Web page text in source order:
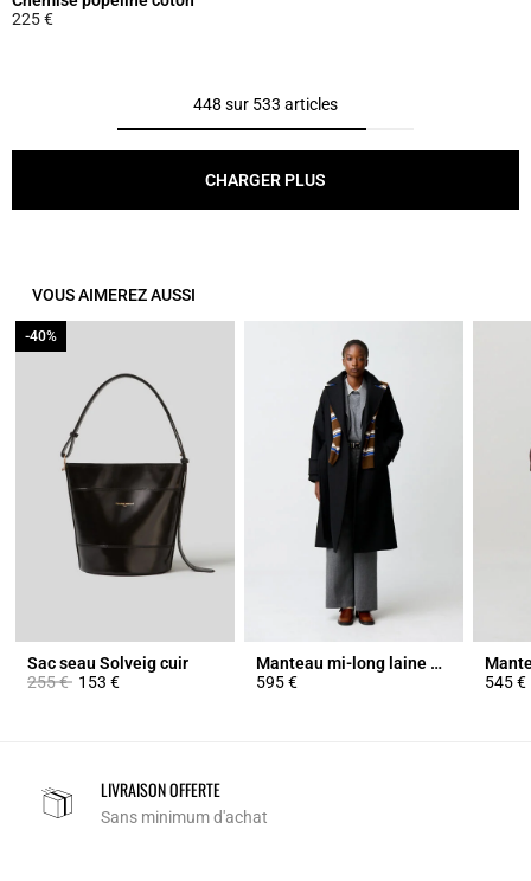
225 €
448 sur 533 articles
CHARGER PLUS
VOUS AIMEREZ AUSSI
Sac seau Solveig cuir
Prix réduit à partir de
255 €à
-40%
153 €
-40%
Manteau mi-long laine mélangée
595 €
545 €
LIVRAISON OFFERTE
Sans minimum d'achat